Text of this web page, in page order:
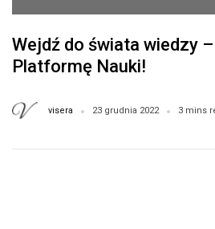
Wejdź do świata wiedzy
Platformę Nauki!
visera 23 grudnia 2022 3 mins